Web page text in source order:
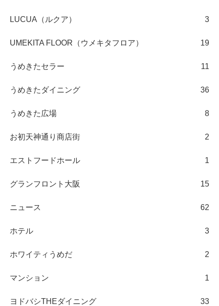
LUCUA（ルクア） 3
UMEKITA FLOOR（ウメキタフロア） 19
うめきたセラー 11
うめきたダイニング 36
うめきた広場 8
お初天神通り商店街 2
エストフードホール 1
グランフロント大阪 15
ニュース 62
ホテル 3
ホワイティうめだ 2
マンション 1
ヨドバシTHEダイニング 33